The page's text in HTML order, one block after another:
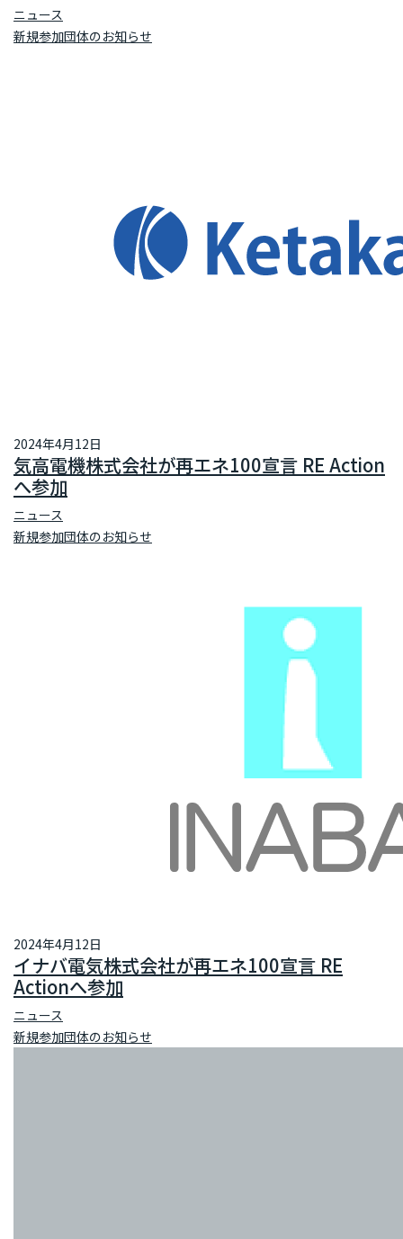
ニュース
新規参加団体のお知らせ
2024年4月12日
気高電機株式会社が再エネ100宣言 RE Action
へ参加
ニュース
新規参加団体のお知らせ
2024年4月12日
イナバ電気株式会社が再エネ100宣言 RE
Actionへ参加
ニュース
新規参加団体のお知らせ